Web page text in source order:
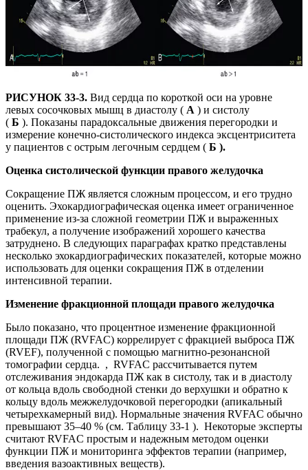
РИСУНОК 33-3. Вид сердца по короткой оси на уровне
левых сосочковых мышц в диастолу ( А ) и систолу
( Б ). Показаны парадоксальные движения перегородки и
измерение конечно-систолического индекса эксцентриситета
у пациентов с острым легочным сердцем ( Б ).
Оценка систолической функции правого желудочка
Сокращение ПЖ является сложным процессом, и его трудно
оценить. Эхокардиографическая оценка имеет ограниченное
применение из-за сложной геометрии ПЖ и выраженных
трабекул, а получение изображений хорошего качества
затруднено. В следующих параграфах кратко представлены
несколько эхокардиографических показателей, которые можно
использовать для оценки сокращения ПЖ в отделении
интенсивной терапии.
Изменение фракционной площади правого желудочка
Было показано, что процентное изменение фракционной
площади ПЖ (RVFAC) коррелирует с фракцией выброса ПЖ
(RVEF), полученной с помощью магнитно-резонансной
томографии сердца. , RVFAC рассчитывается путем
отслеживания эндокарда ПЖ как в систолу, так и в диастолу
от кольца вдоль свободной стенки до верхушки и обратно к
кольцу вдоль межжелудочковой перегородки (апикальный
четырехкамерный вид). Нормальные значения RVFAC обычно
превышают 35–40 % (см. Таблицу 33-1 ). Некоторые эксперты
считают RVFAC простым и надежным методом оценки
функции ПЖ и мониторинга эффектов терапии (например,
введения вазоактивных веществ).